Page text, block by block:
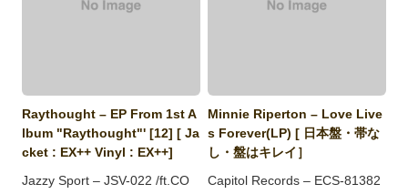
Raythought ‎– EP From 1st A
lbum "Raythought"' [12] [ Ja
cket : EX++ Vinyl : EX++]
Jazzy Sport ‎– JSV-022 /ft.CO
Minnie Riperton ‎– Love Live
s Forever(LP) [ 日本盤・帯な
し・盤はキレイ］
Capitol Records ‎– ECS-81382